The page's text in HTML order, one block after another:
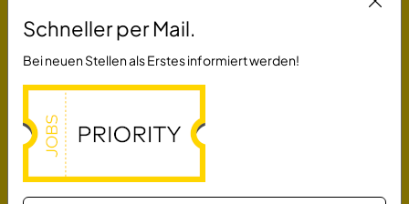
MFA oder Optiker/in (w/m/d) für Privatpraxis
(MVZ) Vollzeit / Teilzeit
Medizinisches Versorgungszentrum des
Schneller per Mail.
Bei neuen Stellen als Erstes informiert werden!